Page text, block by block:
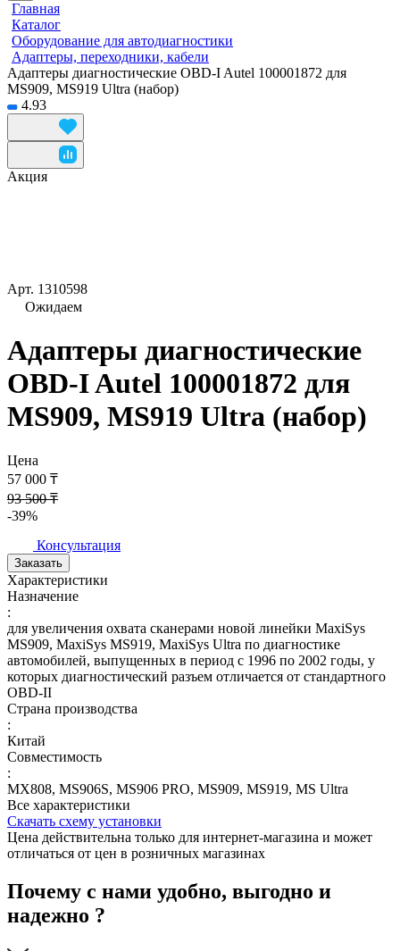
Главная
Каталог
Оборудование для автодиагностики
Адаптеры, переходники, кабели
Адаптеры диагностические OBD-I Autel 100001872 для
MS909, MS919 Ultra (набор)
4.93
Акция
Арт. 1310598
Ожидаем
Адаптеры диагностические
OBD-I Autel 100001872 для
MS909, MS919 Ultra (набор)
Цена
57 000 ₸
93 500 ₸
-39%
Консультация
Заказать
Характеристики
Назначение
:
для увеличения охвата сканерами новой линейки MaxiSys
MS909, MaxiSys MS919, MaxiSys Ultra по диагностике
автомобилей, выпущенных в период с 1996 по 2002 годы, у
которых диагностический разъем отличается от стандартного
OBD-II
Страна производства
:
Китай
Совместимость
:
MX808, MS906S, MS906 PRO, MS909, MS919, MS Ultra
Все характеристики
Скачать схему установки
Цена действительна только для интернет-магазина и может
отличаться от цен в розничных магазинах
Почему с нами удобно, выгодно и
надежно ?